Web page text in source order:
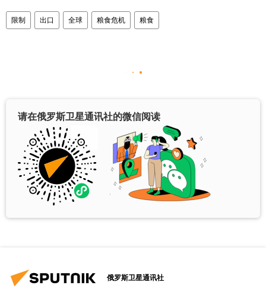
限制 出口 全球 粮食危机 粮食
请在俄罗斯卫星通讯社的微信阅读
俄罗斯卫星通讯社